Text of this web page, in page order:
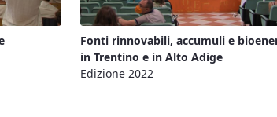
Fonti rinnovabili, accumuli e
in Trentino e in Alto Adige
Edizione 2022